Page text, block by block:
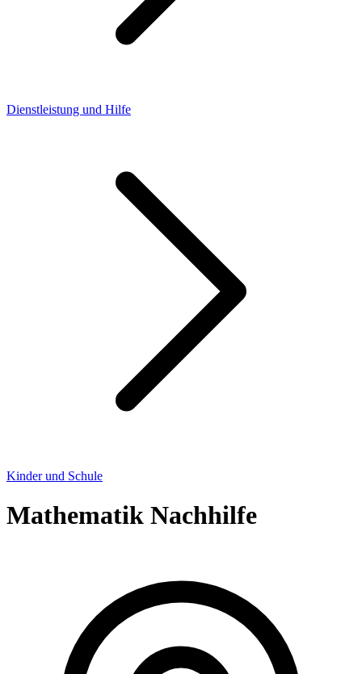
Dienstleistung und Hilfe
Kinder und Schule
Mathematik Nachhilfe